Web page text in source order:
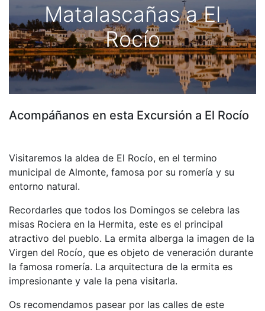
Matalascañas a El
Rocío
Acompáñanos en esta Excursión a El Rocío
Visitaremos la aldea de El Rocío, en el termino
municipal de Almonte, famosa por su romería y su
entorno natural.
Recordarles que todos los Domingos se celebra las
misas Rociera en la Hermita, este es el principal
atractivo del pueblo. La ermita alberga la imagen de la
Virgen del Rocío, que es objeto de veneración durante
la famosa romería. La arquitectura de la ermita es
impresionante y vale la pena visitarla.
Os recomendamos pasear por las calles de este